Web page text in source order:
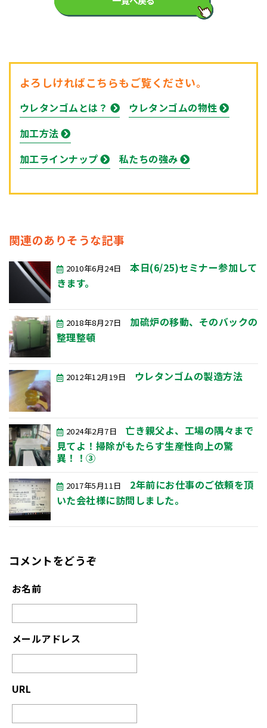
よろしければこちらもご覧ください。
ウレタンゴムとは？
ウレタンゴムの物性
加工方法
加工ラインナップ
私たちの強み
関連のありそうな記事
2010年6月24日
本日(6/25)セミナー参加して
きます。
2018年8月27日
加硫炉の移動、そのバックの
整理整頓
2012年12月19日 ウレタンゴムの製造方法
2024年2月7日
亡き親父よ、工場の隅々まで
見てよ！掃除がもたらす生産性向上の驚
異！！③
2017年5月11日
2年前にお仕事のご依頼を頂
いた会社様に訪問しました。
コメントをどうぞ
お名前
メールアドレス
URL